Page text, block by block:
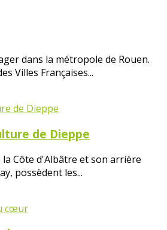
dans la métropole de Rouen.
Villes Françaises...
de Dieppe
Côte d'Albâtre et son arrière
possèdent les...